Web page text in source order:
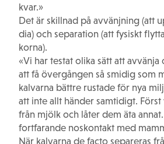
kvar.»
Det är skillnad på avvänjning (att
dia) och separation (att fysiskt
korna).
«Vi har testat olika sätt att
att få övergången så smidig som
kalvarna bättre rustade för nya
att inte allt händer samtidigt.
från mjölk och låter dem äta
fortfarande noskontakt med
När kalvarna de facto separeras